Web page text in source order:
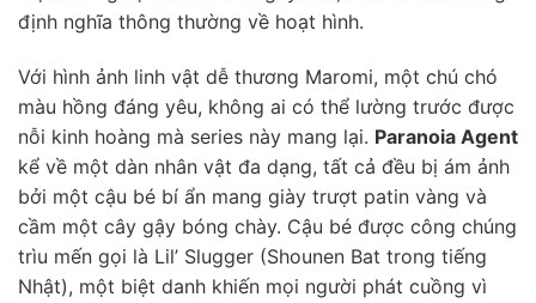
định nghĩa thông thường về hoạt hình.
Với hình ảnh linh vật dễ thương Maromi, một chú chó
màu hồng đáng yêu, không ai có thể lường trước được
nỗi kinh hoàng mà series này mang lại. Paranoia Agent
kể về một dàn nhân vật đa dạng, tất cả đều bị ám ảnh
bởi một cậu bé bí ẩn mang giày trượt patin vàng và
cầm một cây gậy bóng chày. Cậu bé được công chúng
trìu mến gọi là Lil’ Slugger (Shounen Bat trong tiếng
Nhật), một biệt danh khiến mọi người phát cuồng vì